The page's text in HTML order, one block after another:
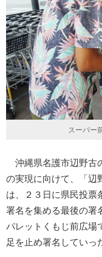
スーパー
沖縄県名護市辺野古
の実現に向けて、「辺
は、２３日に県民投票
署名を集める最後の署
パレットくもじ前広場
足を止め署名していっ